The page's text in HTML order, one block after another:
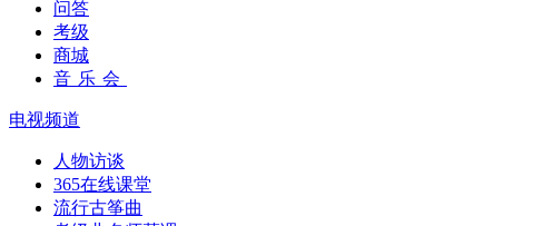
问答
考级
商城
音乐会
电视频道
人物访谈
365在线课堂
流行古筝曲